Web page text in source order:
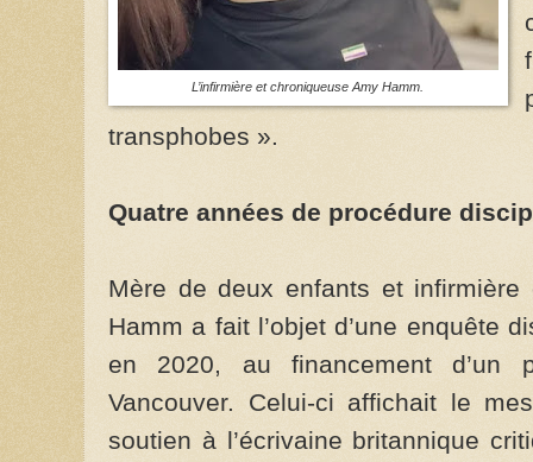
L’infirmière et chroniqueuse Amy Hamm.
transphobes ».
Quatre années de procédure
Mère de deux enfants et
Hamm a fait l’objet d’une enquête
en 2020, au financement d’un
Vancouver. Celui-ci affichait le
soutien à l’écrivaine britannique